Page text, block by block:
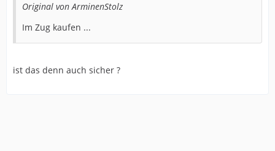
Original von ArminenStolz
Im Zug kaufen ...
ist das denn auch sicher ?